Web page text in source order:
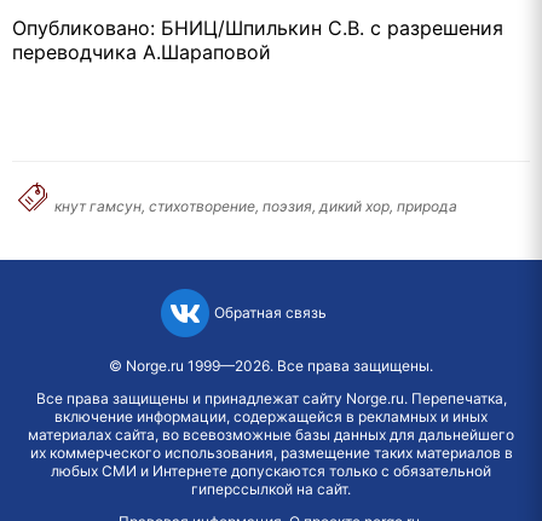
Опубликовано: БНИЦ/Шпилькин С.В. с разрешения
переводчика А.Шараповой
кнут гамсун, стихотворение, поэзия, дикий хор, природа
Обратная связь
© Norge.ru 1999—2026. Все права защищены.
Все права защищены и принадлежат сайту Norge.ru. Перепечатка,
включение информации, содержащейся в рекламных и иных
материалах сайта, во всевозможные базы данных для дальнейшего
их коммерческого использования, размещение таких материалов в
любых СМИ и Интернете допускаются только с обязательной
гиперссылкой на сайт.